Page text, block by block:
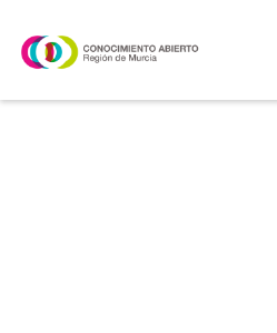
navigation